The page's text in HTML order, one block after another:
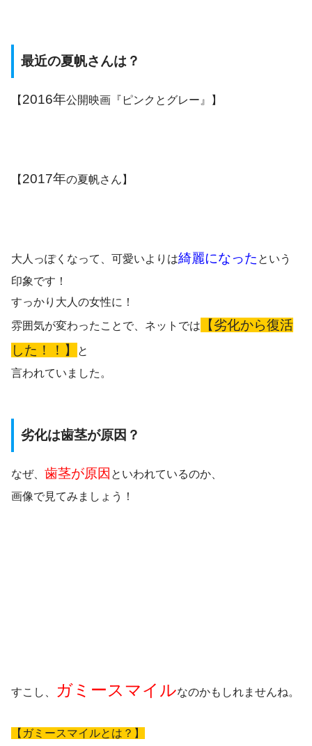
最近の夏帆さんは？
【 2016年公開映画『ピンクとグレー』】
【 2017年の夏帆さん】
大人っぽくなって、可愛いより は綺麗になった とい う
印象です！
すっかり大人の女性に！
雰囲気が変わったことで、ネットでは
【劣化から復活
した！！】
と
言われていました。
劣化は歯茎が原因？
なぜ、 歯茎が原因 といわれているのか、
画像で見てみましょう！
すこし、 ガミースマイルなのかもしれませんね。
【ガミースマイルとは？】